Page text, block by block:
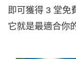
即可獲得 3 堂免
它就是最適合你